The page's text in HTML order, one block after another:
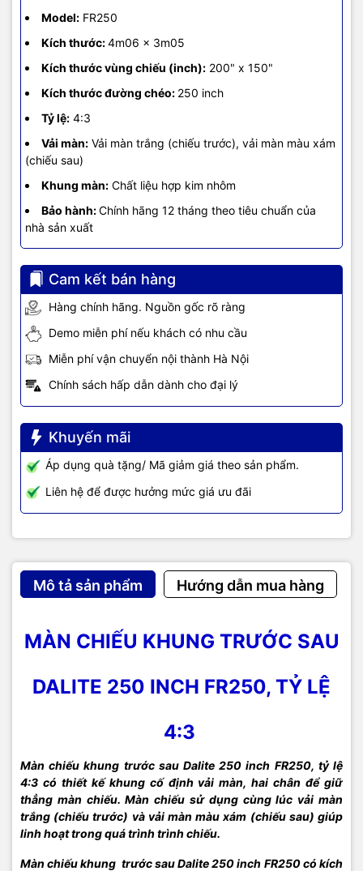
Model: FR250
Kích thước:4m06 x 3m05
Kích thước vùng chiếu (inch): 200" x 150"
Kích thước đường chéo: 250 inch
Tỷ lệ: 4:3
Vải màn: Vải màn trắng (chiếu trước), vải màn màu xám
(chiếu sau)
Khung màn: Chất liệu hợp kim nhôm
Bảo hành:Chính hãng 12 tháng theo tiêu chuẩn của
nhà sản xuất
Cam kết bán hàng
Hàng chính hãng. Nguồn gốc rõ ràng
Demo miễn phí nếu khách có nhu cầu
Miễn phí vận chuyển nội thành Hà Nội
Chính sách hấp dẫn dành cho đại lý
Khuyến mãi
Áp dụng quà tặng/ Mã giảm giá theo sản phẩm.
Liên hệ để được hưởng mức giá ưu đãi
Mô tả sản phẩm Hướng dẫn mua hàng
MÀN CHIẾU KHUNG TRƯỚC SAU
DALITE 250 INCH FR250, TỶ LỆ
4:3
Màn chiếu khung trước sau Dalite 250 inch FR250, tỷ lệ
4:3 có thiết kế khung cố định vải màn, hai chân để giữ
thẳng màn chiếu. Màn chiếu sử dụng cùng lúc vải màn
trắng (chiếu trước) và vải màn màu xám (chiếu sau) giúp
linh hoạt trong quá trình trình chiếu.
Màn chiếu khung trước sau Dalite 250 inch FR250 có kích